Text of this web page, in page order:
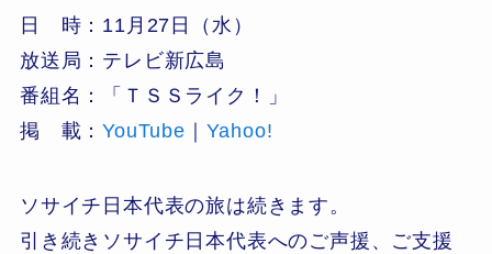
日 時：11月27日（水）
放送局：テレビ新広島
番組名：「ＴＳＳライク！」
掲 載：YouTube Yahoo!
ソサイチ日本代表の旅は続きます。
引き続きソサイチ日本代表へのご声援、ご支援